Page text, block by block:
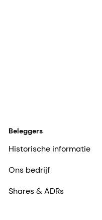
Beleggers
Historische informatie
Ons bedrijf
Shares & ADRs